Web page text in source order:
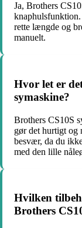
Ja, Brothers
rette længde og
manuelt.
Hvor let er
symaskine?
Brothers CS10S
gør det hurtigt og
besvær, da du
med den lille
Hvilken
Brothers